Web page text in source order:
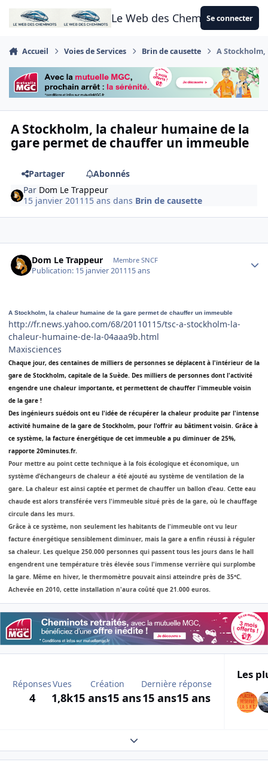
Aller au contenu
Le Web des CheminotsSe connecter
Accueil Voies de Services Brin de causette A
A Stockholm, la chaleur humaine de la
gare permet de chauffer un immeuble
Partager
Abonnés
Par Dom Le Trappeur
15 janvier 2011 15 ans dans Brin de causette
Dom Le Trappeur Membre SNCF
Publication: 15 janvier 201115 ans
A Stockholm, la chaleur humaine de la gare permet de chauffer un immeuble
http://fr.news.yahoo.com/68/20110115/tsc-a-stockholm-la-
chaleur-humaine-de-la-04aaa9b.html
Maxisciences
Chaque jour, des centaines de milliers de personnes se déplacent à l'intérieur de la
gare de Stockholm, capitale de la Suède. Des milliers de personnes dont l'activité
engendre une chaleur importante, et permettent de chauffer l'immeuble voisin
de la gare !
Des ingénieurs suédois ont eu l'idée de récupérer la chaleur produite par l'intense
activité humaine de la gare de Stockholm, pour l'offrir au bâtiment voisin. Grâce à
ce système, la facture énergétique de cet immeuble a pu diminuer de 25%,
rapporte 20minutes.fr.
Pour mettre au point cette technique à la fois écologique et économique, un
système d'échangeurs de chaleur a été ajouté au système de ventilation de la
gare. La chaleur est ainsi captée et permet de chauffer un ballon d'eau. Cette eau
chaude est alors transférée vers l'immeuble situé près de la gare, où le chauffage
circule dans les murs.
Grâce à ce système, non seulement les habitants de l'immeuble ont vu leur
facture énergétique sensiblement diminuer, mais la gare a enfin réussi à réguler
sa chaleur. Les quelque 250.000 personnes qui passent tous les jours dans le hall
engendrent une température très élevée sous l'immense verrière qui surplombe
la gare. Même en hiver, le thermomètre pouvait ainsi atteindre près de 35°C.
Achevée en 2010, cette installation n'aura coûté que 21.000 euros.
Réponses
4
Vues
1,8k
Création
15 ans15 ans
Dernière réponse
15 ans15 ans
Les
Expand topic overview